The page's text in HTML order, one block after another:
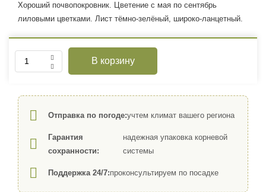
Хороший почвопокровник. Цветение с мая по сентябрь
лиловыми цветками. Лист тёмно-зелёный, широко-ланцетный.
В корзину
Отправка по погоде:учтем климат вашего региона
Гарантия
сохранности:
надежная упаковка корневой
системы
Поддержка 24/7:проконсультируем по посадке